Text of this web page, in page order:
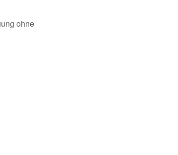
ohne